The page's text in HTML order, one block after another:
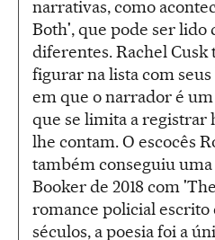
narrativas, como
Both', que pode ser lido
diferentes. Rachel
figurar na lista com
em que o narrador é
que se limita a registrar
lhe contam. O escocês
também conseguiu
Booker de 2018 com
romance policial escrito
séculos, a poesia foi a